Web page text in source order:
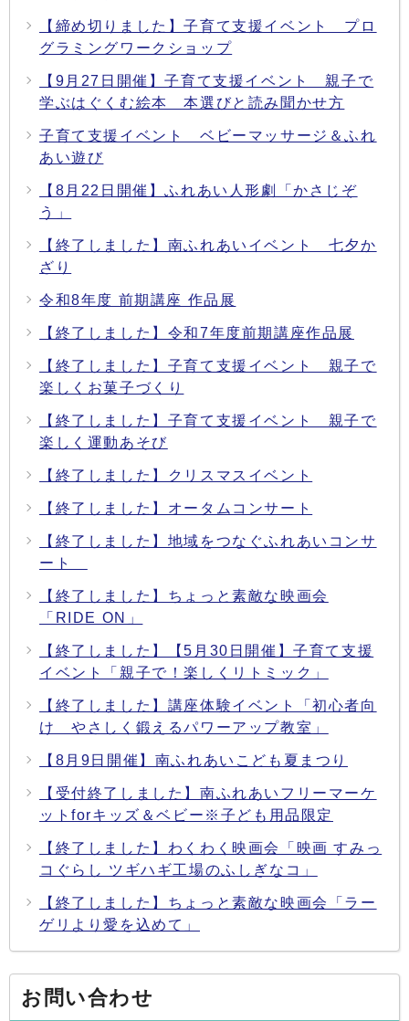
【締め切りました】子育て支援イベント プロ
グラミングワークショップ
【9月27日開催】子育て支援イベント 親子で
学ぶはぐくむ絵本 本選びと読み聞かせ方
子育て支援イベント ベビーマッサージ＆ふれ
あい遊び
【8月22日開催】ふれあい人形劇「かさじぞ
う」
【終了しました】南ふれあいイベント 七夕か
ざり
令和8年度 前期講座 作品展
【終了しました】令和7年度前期講座作品展
【終了しました】子育て支援イベント 親子で
楽しくお菓子づくり
【終了しました】子育て支援イベント 親子で
楽しく運動あそび
【終了しました】クリスマスイベント
【終了しました】オータムコンサート
【終了しました】地域をつなぐふれあいコンサ
ート
【終了しました】ちょっと素敵な映画会
「RIDE ON」
【終了しました】【5月30日開催】子育て支援
イベント「親子で！楽しくリトミック」
【終了しました】講座体験イベント「初心者向
け やさしく鍛えるパワーアップ教室」
【8月9日開催】南ふれあいこども夏まつり
【受付終了しました】南ふれあいフリーマーケ
ットforキッズ＆ベビー※子ども用品限定
【終了しました】わくわく映画会「映画 すみっ
コぐらし ツギハギ工場のふしぎなコ」
【終了しました】ちょっと素敵な映画会「ラー
ゲリより愛を込めて」
お問い合わせ